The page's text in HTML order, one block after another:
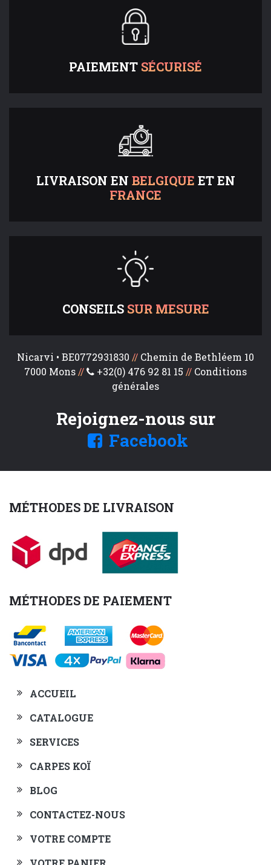
PAIEMENT SÉCURISÉ
LIVRAISON EN BELGIQUE ET EN
FRANCE
CONSEILS SUR MESURE
Nicarvi • BE0772931830 // Chemin de Bethléem 10
7000 Mons // +32(0) 476 92 81 15 // Conditions
générales
Rejoignez-nous sur
Facebook
MÉTHODES DE LIVRAISON
MÉTHODES DE PAIEMENT
ACCUEIL
CATALOGUE
SERVICES
CARPES KOÏ
BLOG
CONTACTEZ-NOUS
VOTRE COMPTE